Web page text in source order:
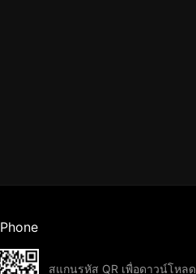
Phone
สแกนรหัส QR เพื่อดาวน์โหลด